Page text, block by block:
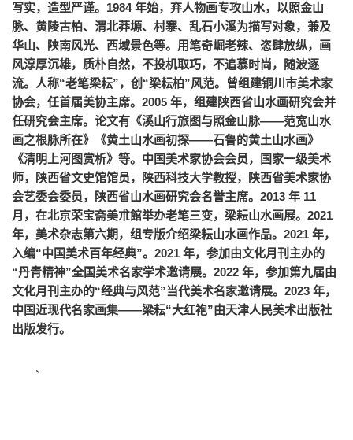
写实，造型严谨。1984 年始，弃人物画专攻山水，以照金山
脉、黄陵古柏、渭北莽塬、村寨、乱石小溪为描写对象，兼及
华山、陕南风光、西域景色等。用笔奇崛老辣、恣肆放纵，画
风淳厚沉雄，质朴自然，不投机取巧，不追慕时尚，随波逐
流。人称“老笔梁耘”，创“梁耘柏”风范。曾组建铜川市美术家
协会，任首届美协主席。2005 年，组建陕西省山水画研究会并
任研究会主席。论文有《溪山行旅图与照金山脉——范宽山水
画之根脉所在》《黄土山水画初探——石鲁的黄土山水画》
《清明上河图赏析》等。中国美术家协会会员，国家一级美术
师，陕西省文史馆馆员，陕西科技大学教授，陕西省美术家协
会艺委会委员，陕西省山水画研究会名誉主席。2013 年 11
月，在北京荣宝斋美朮館举办老笔三变，梁耘山水画展。2021
年，美术杂志第六期，组专版介绍梁耘山水画作品。2021 年，
入编“中国美术百年经典”。2021 年，参加由文化月刊主办的
“丹青精神”全国美术名家学术邀请展。2022 年，参加第九届由
文化月刊主办的“经典与风范”当代美术名家邀请展。2023 年，
中国近现代名家画集——梁耘“大红袍”由天津人民美术出版社
出版发行。
、